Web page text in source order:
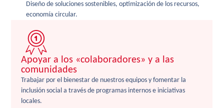
Diseño de soluciones sostenibles, optimización de los recursos,
economía circular.
Apoyar a los «colaboradores» y a las
comunidades
Trabajar por el bienestar de nuestros equipos y fomentar la
inclusión social a través de programas internos e iniciativas
locales.